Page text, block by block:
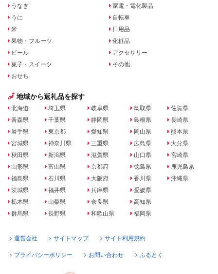
うなぎ
うに
米
果物・フルーツ
ビール
菓子・スイーツ
おせち
家電・電化製品
自転車
日用品
化粧品
アクセサリー
その他
地域から返礼品を探す
北海道
青森県
岩手県
宮城県
秋田県
山形県
福島県
茨城県
栃木県
群馬県
埼玉県
千葉県
東京都
神奈川県
新潟県
富山県
石川県
福井県
山梨県
長野県
岐阜県
静岡県
愛知県
三重県
滋賀県
京都府
大阪府
兵庫県
奈良県
和歌山県
鳥取県
島根県
岡山県
広島県
山口県
徳島県
香川県
愛媛県
高知県
福岡県
佐賀県
長崎県
熊本県
大分県
宮崎県
鹿児島県
沖縄県
運営会社 サイトマップ サイト利用規約
プライバシーポリシー お問い合わせ ふるとく